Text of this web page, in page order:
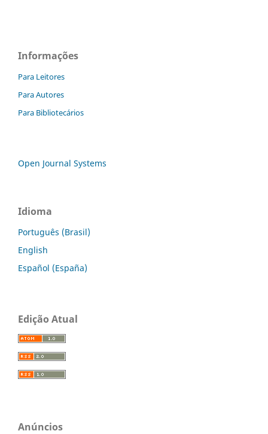
Informações
Para Leitores
Para Autores
Para Bibliotecários
Open Journal Systems
Idioma
Português (Brasil)
English
Español (España)
Edição Atual
Anúncios